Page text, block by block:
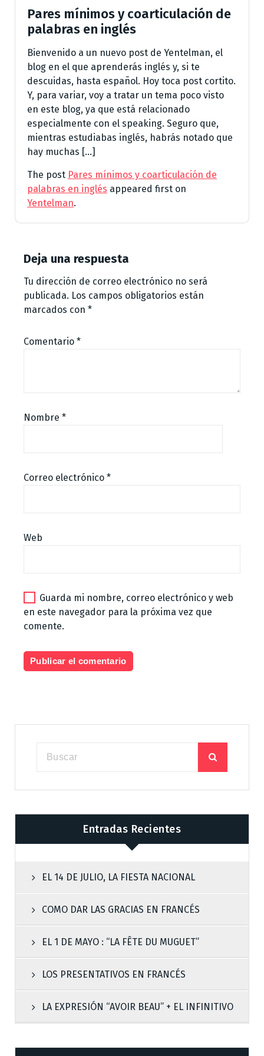
Pares mínimos y coarticulación de
palabras en inglés
Bienvenido a un nuevo post de Yentelman, el
blog en el que aprenderás inglés y, si te
descuidas, hasta español. Hoy toca post cortito.
Y, para variar, voy a tratar un tema poco visto
en este blog, ya que está relacionado
especialmente con el speaking. Seguro que,
mientras estudiabas inglés, habrás notado que
hay muchas […]
The post Pares mínimos y coarticulación de
palabras en inglés appeared first on
Yentelman.
Deja una respuesta
Tu dirección de correo electrónico no será
publicada. Los campos obligatorios están
marcados con *
Comentario *
Nombre *
Correo electrónico *
Web
Guarda mi nombre, correo electrónico y web
en este navegador para la próxima vez que
comente.
Entradas Recientes
EL 14 DE JULIO, LA FIESTA NACIONAL
COMO DAR LAS GRACIAS EN FRANCÉS
EL 1 DE MAYO : “LA FÊTE DU MUGUET”
LOS PRESENTATIVOS EN FRANCÉS
LA EXPRESIÓN “AVOIR BEAU” + EL INFINITIVO